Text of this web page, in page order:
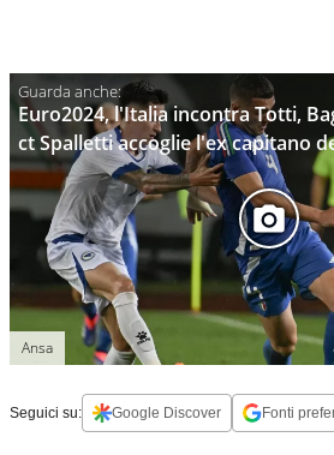
Euro2024, l'Italia incontra Totti,
ct Spalletti accoglie l'ex capitano
Ansa
Seguici su: Google Discover Fonti